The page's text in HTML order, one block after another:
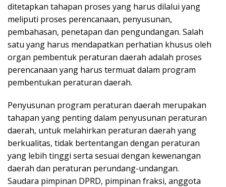
ditetapkan tahapan proses yang harus dilalui yang
meliputi proses perencanaan, penyusunan,
pembahasan, penetapan dan pengundangan. Salah
satu yang harus mendapatkan perhatian khusus oleh
organ pembentuk peraturan daerah adalah proses
perencanaan yang harus termuat dalam program
pembentukan peraturan daerah.
Penyusunan program peraturan daerah merupakan
tahapan yang penting dalam penyusunan peraturan
daerah, untuk melahirkan peraturan daerah yang
berkualitas, tidak bertentangan dengan peraturan
yang lebih tinggi serta sesuai dengan kewenangan
daerah dan peraturan perundang-undangan.
Saudara pimpinan DPRD, pimpinan fraksi, anggota